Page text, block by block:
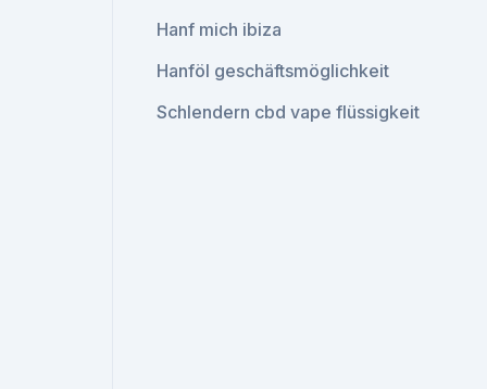
Hanf mich ibiza
Hanföl geschäftsmöglichkeit
Schlendern cbd vape flüssigkeit